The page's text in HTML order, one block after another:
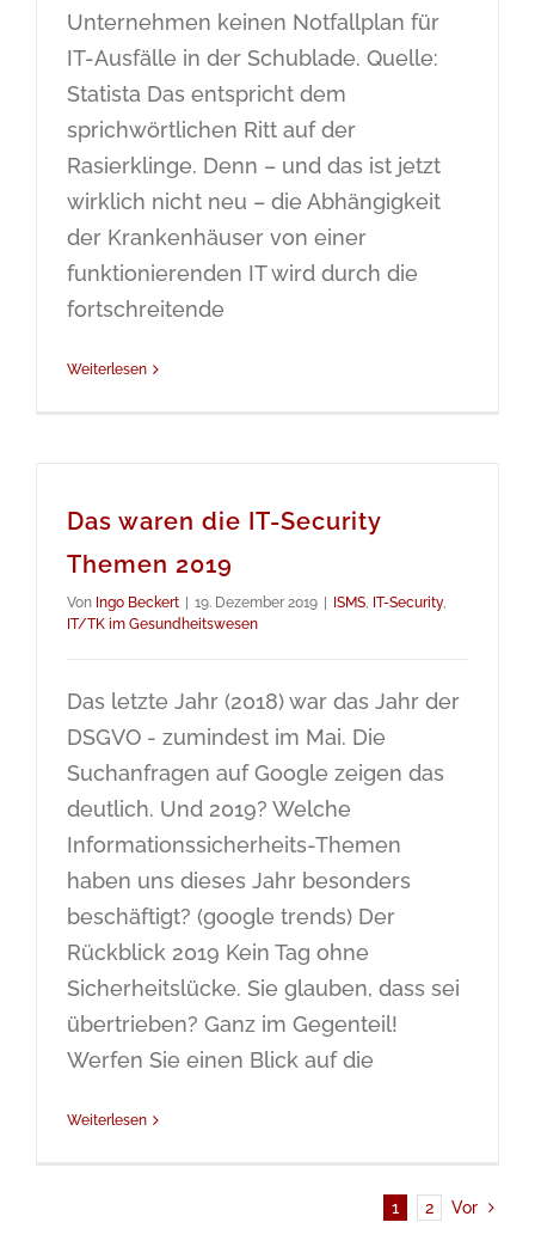
Unternehmen keinen Notfallplan für
IT-Ausfälle in der Schublade. Quelle:
Statista Das entspricht dem
sprichwörtlichen Ritt auf der
Rasierklinge. Denn – und das ist jetzt
wirklich nicht neu – die Abhängigkeit
der Krankenhäuser von einer
funktionierenden IT wird durch die
fortschreitende
Weiterlesen
Das waren die IT-Security
Themen 2019
Von Ingo Beckert 19. Dezember 2019 ISMS, IT-Security,
IT/TK im Gesundheitswesen
Das letzte Jahr (2018) war das Jahr der
DSGVO - zumindest im Mai. Die
Suchanfragen auf Google zeigen das
deutlich. Und 2019? Welche
Informationssicherheits-Themen
haben uns dieses Jahr besonders
beschäftigt? (google trends) Der
Rückblick 2019 Kein Tag ohne
Sicherheitslücke. Sie glauben, dass sei
übertrieben? Ganz im Gegenteil!
Werfen Sie einen Blick auf die
Weiterlesen
1 2 Vor